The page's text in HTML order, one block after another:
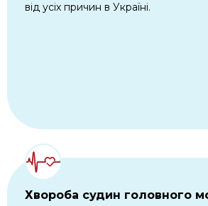
від усіх причин в Україні.
Хвороба судин головного